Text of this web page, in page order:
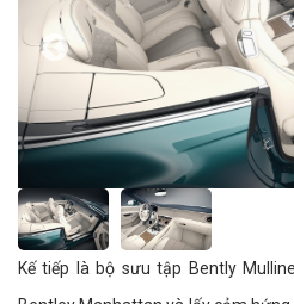
Kế tiếp là bộ sưu tập Bently